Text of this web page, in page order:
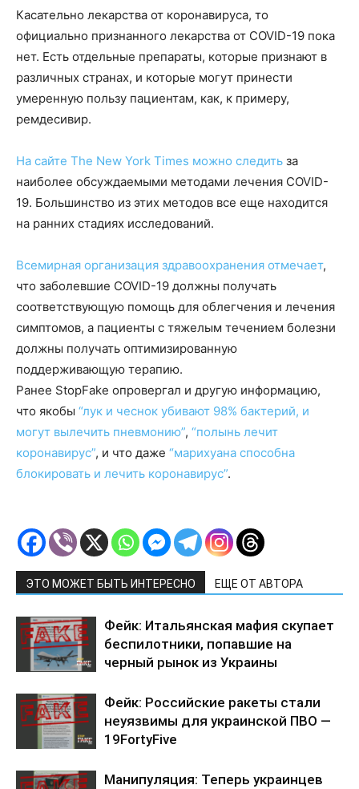
Касательно лекарства от коронавируса, то
официально признанного лекарства от COVID-19 пока
нет. Есть отдельные препараты, которые признают в
различных странах, и которые могут принести
умеренную пользу пациентам, как, к примеру,
ремдесивир.
На сайте The New York Times можно следить за
наиболее обсуждаемыми методами лечения COVID-
19. Большинство из этих методов все еще находится
на ранних стадиях исследований.
Всемирная организация здравоохранения отмечает,
что заболевшие COVID-19 должны получать
соответствующую помощь для облегчения и лечения
симптомов, а пациенты с тяжелым течением болезни
должны получать оптимизированную
поддерживающую терапию.
Ранее StopFake опровергал и другую информацию,
что якобы “лук и чеснок убивают 98% бактерий, и
могут вылечить пневмонию”, “полынь лечит
коронавирус”, и что даже “марихуана способна
блокировать и лечить коронавирус”.
ЭТО МОЖЕТ БЫТЬ ИНТЕРЕСНО ЕЩЕ ОТ АВТОРА
Фейк: Итальянская мафия скупает
беспилотники, попавшие на
черный рынок из Украины
Фейк: Российские ракеты стали
неуязвимы для украинской ПВО —
19FortyFive
Манипуляция: Теперь украинцев